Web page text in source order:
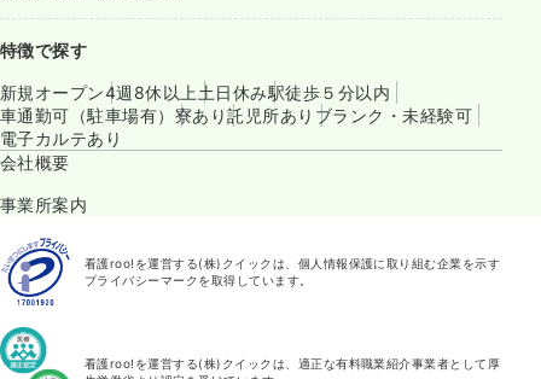
特徴で探す
新規オープン4週8休以上 土日休み駅徒歩５分以内
車通勤可（駐車場有） 寮あり託児所あり ブランク・未経験可
電子カルテあり
会社概要
事業所案内
看護roo!を運営する(株)クイックは、個人情報保護に取り組む企業を示す
プライバシーマークを取得しています。
看護roo!を運営する(株)クイックは、適正な有料職業紹介事業者として厚